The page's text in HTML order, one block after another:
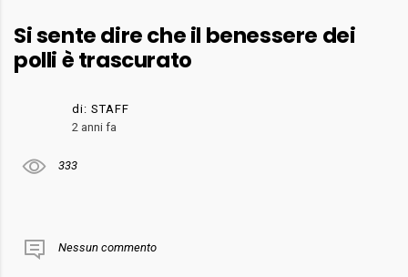
Si sente dire che il benessere dei
polli è trascurato
di: STAFF
2 anni fa
333
Nessun commento